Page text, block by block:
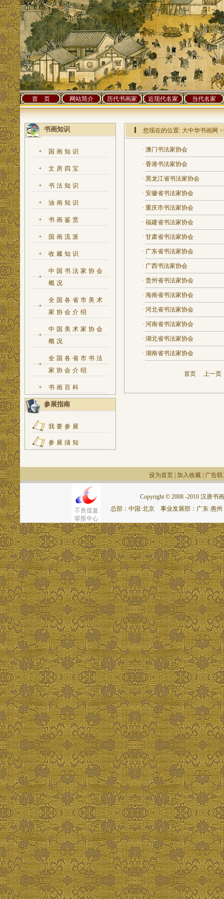
首 页 网站简介 历代书画家 近现代名家 当代名家
书画知识
+ 国画知识
+ 文房四宝
+ 书法知识
+ 油画知识
+ 书画鉴赏
+ 国画流派
+ 收藏知识
+
中国书法家协会
概况
+
全国各省市美术
家协会介绍
+
中国美术家协会
概况
+
全国各省市书法
家协会介绍
+ 书画百科
参展指南
我要参展
参展须知
您现在的位置: 大中华书画网
· 澳门书法家协会
· 香港书法家协会
· 黑龙江省书法家协会
· 安徽省书法家协会
· 重庆市书法家协会
· 福建省书法家协会
· 甘肃省书法家协会
· 广东省书法家协会
· 广西书法家协会
· 贵州省书法家协会
· 海南省书法家协会
· 河北省书法家协会
· 河南省书法家协会
· 湖北省书法家协会
· 湖南省书法家协会
首页 上一
设为首页 加入收藏 广告
Copyright © 2008 -2010 汉唐书
总部：中国·北京 事业发展部：广东·惠